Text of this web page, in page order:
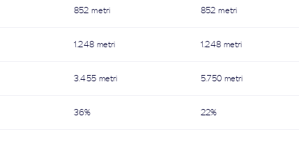
852 metri 852 metri
1.248 metri 1.248 metri
3.455 metri 5.750 metri
36% 22%